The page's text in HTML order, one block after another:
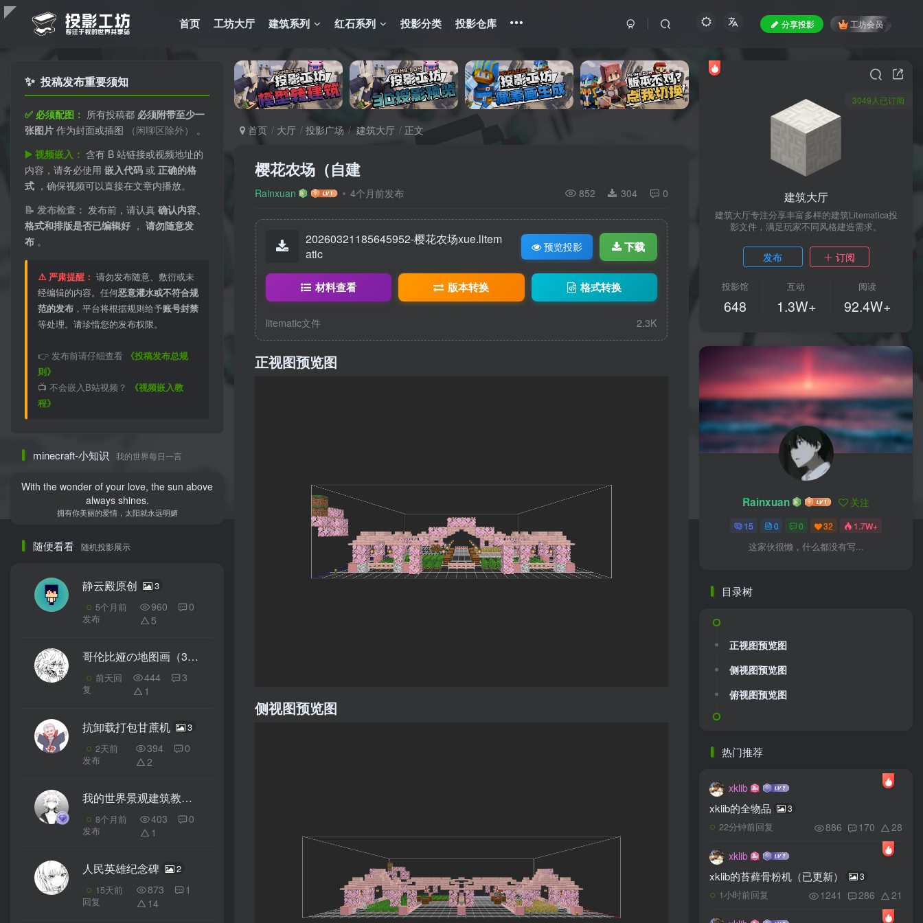
首页 工坊大厅 建筑系列 红石系列 投影分类 投影仓库 分享投影 工坊会员
✨ 投稿发布重要须知
✅ 必须配图： 所有投稿都 必须附带至少一
张图片 作为封面或插图 （闲聊区除外） 。
▶️ 视频嵌入： 含有 B 站链接或视频地址的
内容，请务必使用 嵌入代码 或 正确的格
式 ，确保视频可以直接在文章内播放。
📝 发布检查： 发布前，请认真 确认内容、
格式和排版是否已编辑好 ， 请勿随意发
布 。
⚠️ 严肃提醒： 请勿发布随意、敷衍或未
经编辑的内容。任何恶意灌水或不符合规
范的发布 ，平台将根据规则给予账号封禁
等处理。请珍惜您的发布权限。
👉 发布前请仔细查看 《投稿发布总规
则》
📺 不会嵌入B站视频？
《视频嵌入教
程》
minecraft-小知识 我的世界每日一言
With the wonder of your love, the sun above
always shines.
拥有你美丽的爱情，太阳就永远明媚
随便看看 随机投影展示
静云殿原创 3
5个月前
发布
960
0
5
哥伦比娅の地图画（3D）
前天回
复
444
3
1
抗卸载打包甘蔗机 3
2天前
发布
394
0
2
我的世界景观建筑教程：末日废土住宅（我的世界投影）——残垣断壁，绿植与破败共存的美！
8个月前
发布
403
0
1
人民英雄纪念碑 2
15天前
回复
873
1
14
首页 大厅 投影广场 建筑大厅 正文
樱花农场（自建
Rainxuan 4个月前发布 852 304 0
20260321185645952-樱花农场xue.litem
atic
预览投影 下载
材料查看 版本转换 格式转换
litematic文件 2.3K
正视图预览图
侧视图预览图
3049人已订阅
建筑大厅
建筑大厅专注分享丰富多样的建筑Litematica投
影文件，满足玩家不同风格建造需求。
发布 订阅
投影馆
648
互动
1.3W+
阅读
92.4W+
Rainxuan 关注
15 0 0 32 1.7W+
这家伙很懒，什么都没有写...
目录树
正视图预览图
侧视图预览图
俯视图预览图
热门推荐
xklib
xklib的全物品 3
22分钟前回复 886 170 28
xklib
xklib的苔藓骨粉机（已更新） 3
1小时前回复 1241 286 21